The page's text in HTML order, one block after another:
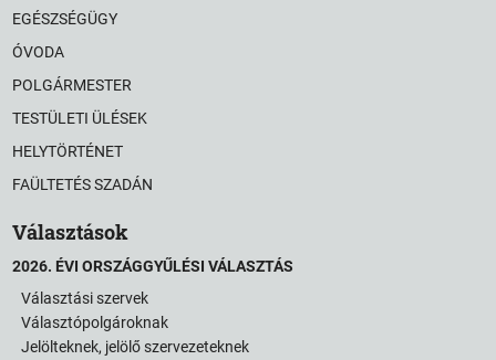
EGÉSZSÉGÜGY
ÓVODA
POLGÁRMESTER
TESTÜLETI ÜLÉSEK
HELYTÖRTÉNET
FAÜLTETÉS SZADÁN
Választások
2026. ÉVI ORSZÁGGYŰLÉSI VÁLASZTÁS
Választási szervek
Választópolgároknak
Jelölteknek, jelölő szervezeteknek